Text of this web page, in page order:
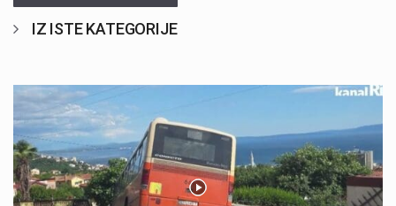
IZ ISTE KATEGORIJE